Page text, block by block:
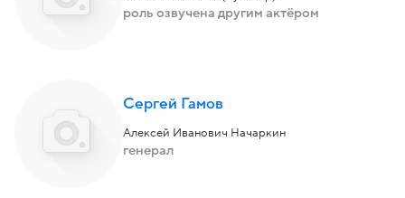
роль озвучена другим актёром
Сергей Гамов
Алексей Иванович Начаркин
генерал